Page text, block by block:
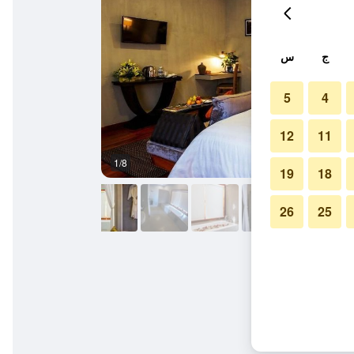
1/8
ج س
4
5
11
12
18
19
25
26